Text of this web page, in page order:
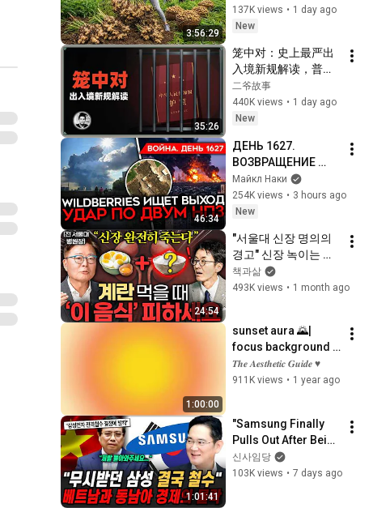
3:56:29
Truckload for the
Village Market
137K views • 1 day ago
New
35:26
笼中对：史上最严出
入境新规解读，普通
人还有出国的机会
吗？
二爷故事
440K views • 1 day ago
New
46:34
ДЕНЬ 1627.
ВОЗВРАЩЕНИЕ
БЕНЗИНОВОГО
КРИЗИСА/ ПУТИН
БОИТСЯ ДРОНОВ/
ЗАКОЛЕБАЛА
ВОЙНА/ ГОРЯТ НПЗ
Майкл Наки
254K views • 3 hours ago
New
24:54
"서울대 신장 명의의
경고" 신장 녹이는 최
악의 음식 조합 ㅣ Ep.
책과사람 113 (김연수
책과삶
493K views • 1 month ago
1:00:00
sunset aura 🌄|
focus background
wallpaper for
studying | the
𝑻𝒉𝒆 𝑨𝒆𝒔𝒕𝒉𝒆𝒕𝒊𝒄 𝑮𝒖𝒊𝒅𝒆 ♥
911K views • 1 year ago
1:01:41
"Samsung Finally
Pulls Out After Being
Ignored": Vietnam in
Chaos After Lee
신사임당
103K views • 7 days ago